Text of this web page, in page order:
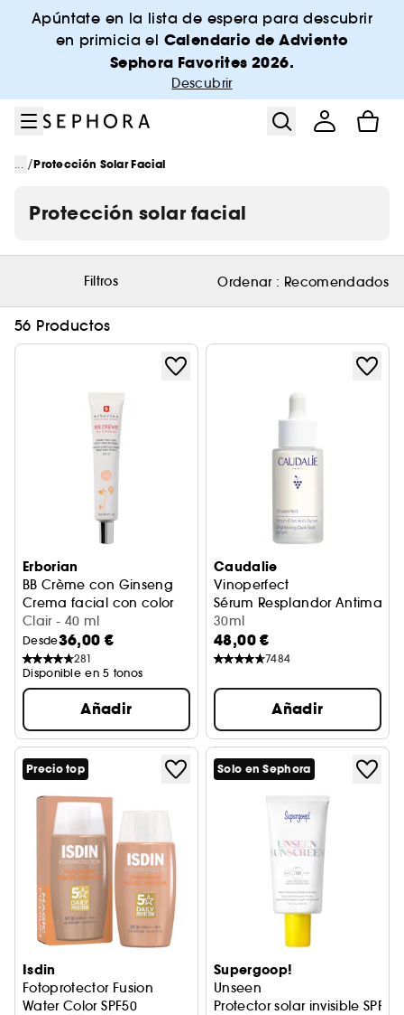
Ir al menú
Ir al contenido principal
Ir al pie de página
Apúntate en la lista de espera para descubrir
en primicia el Calendario de Adviento
Sephora Favorites 2026.
Descubrir
... /Protección Solar Facial
Protección solar facial
Filtros Ordenar : Recomendados
56 Productos
Erborian
BB Crème con Ginseng
Crema facial con color
Clair - 40 ml
Desde36,00 €
281
Disponible en 5 tonos
Añadir
Caudalie
Vinoperfect
Sérum Resplandor
30ml
48,00 €
7484
Añadir
Precio top
Isdin
Fotoprotector Fusion
Water Color SPF50
Solo en Sephora
Supergoop!
Unseen
Protector solar invisible SPF